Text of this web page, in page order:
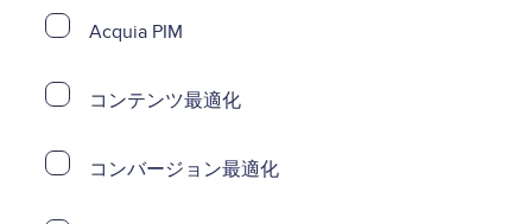
Acquia PIM
コンテンツ最適化
コンバージョン最適化